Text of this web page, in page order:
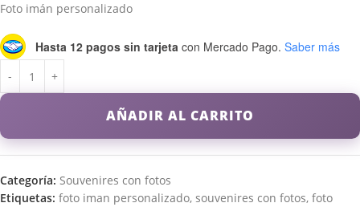
Foto imán personalizado
Hasta 12 pagos sin tarjeta con Mercado Pago. Saber más
AÑADIR AL CARRITO
Categoría: Souvenires con fotos
Etiquetas: foto iman personalizado, souvenires con fotos, foto